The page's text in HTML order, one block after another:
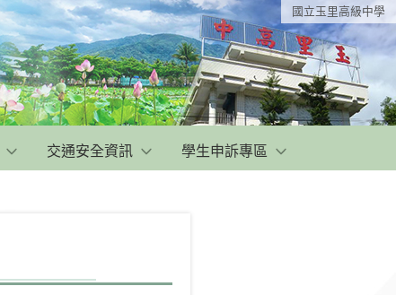
國立玉里高級中學
交通安全資訊 學生申訴專區